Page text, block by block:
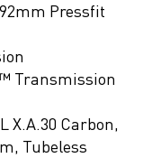
Pressfit
Transmission
X.A.30 Carbon,
Tubeless